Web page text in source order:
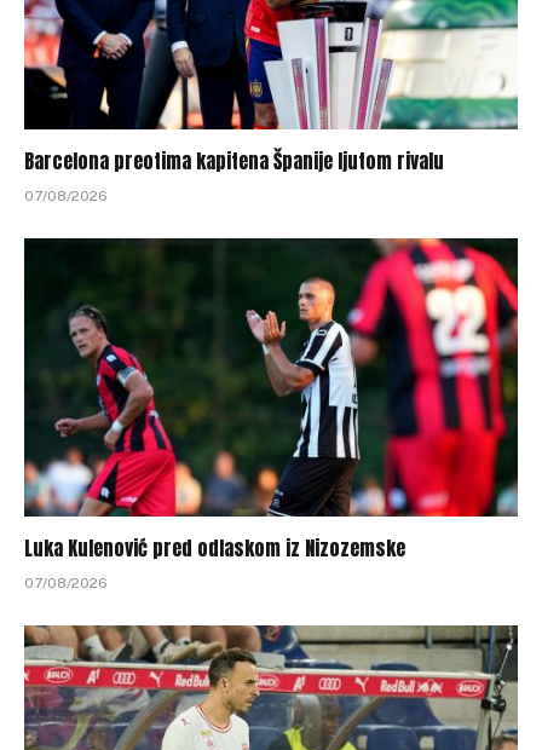
Barcelona preotima kapitena Španije ljutom rivalu
07/08/2026
Luka Kulenović pred odlaskom iz Nizozemske
07/08/2026